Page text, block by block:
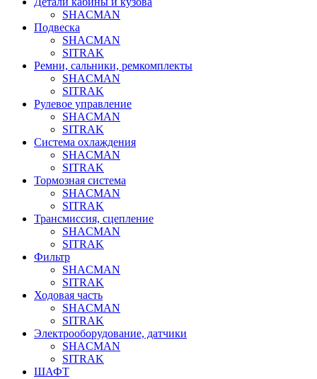
SHACMAN
Подвеска
SHACMAN
SITRAK
Ремни, сальники, ремкомплекты
SHACMAN
SITRAK
Рулевое управление
SHACMAN
SITRAK
Система охлаждения
SHACMAN
SITRAK
Тормозная система
SHACMAN
SITRAK
Трансмиссия, сцепление
SHACMAN
SITRAK
Фильтр
SHACMAN
SITRAK
Ходовая часть
SHACMAN
SITRAK
Электрооборудование, датчики
SHACMAN
SITRAK
ШАФТ